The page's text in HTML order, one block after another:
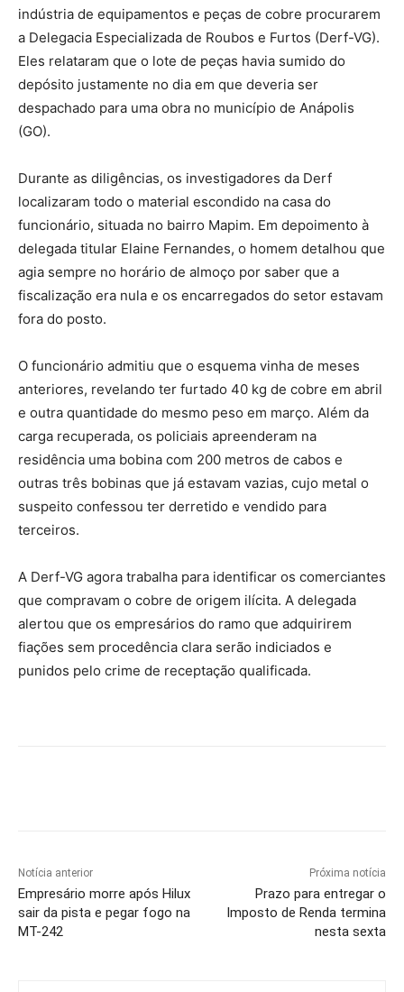
indústria de equipamentos e peças de cobre procurarem
a Delegacia Especializada de Roubos e Furtos (Derf-VG).
Eles relataram que o lote de peças havia sumido do
depósito justamente no dia em que deveria ser
despachado para uma obra no município de Anápolis
(GO).
Durante as diligências, os investigadores da Derf
localizaram todo o material escondido na casa do
funcionário, situada no bairro Mapim. Em depoimento à
delegada titular Elaine Fernandes, o homem detalhou que
agia sempre no horário de almoço por saber que a
fiscalização era nula e os encarregados do setor estavam
fora do posto.
O funcionário admitiu que o esquema vinha de meses
anteriores, revelando ter furtado 40 kg de cobre em abril
e outra quantidade do mesmo peso em março. Além da
carga recuperada, os policiais apreenderam na
residência uma bobina com 200 metros de cabos e
outras três bobinas que já estavam vazias, cujo metal o
suspeito confessou ter derretido e vendido para
terceiros.
A Derf-VG agora trabalha para identificar os comerciantes
que compravam o cobre de origem ilícita. A delegada
alertou que os empresários do ramo que adquirirem
fiações sem procedência clara serão indiciados e
punidos pelo crime de receptação qualificada.
Notícia anterior
Empresário morre após Hilux
sair da pista e pegar fogo na
MT-242
Próxima notícia
Prazo para entregar o
Imposto de Renda termina
nesta sexta